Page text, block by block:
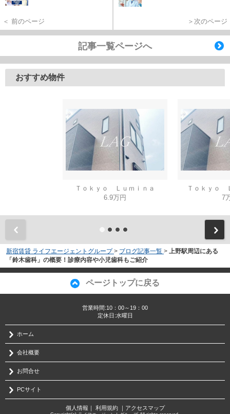
＜ 前のページ ＞次のページ
記事一覧ページへ
おすすめ物件
Ｔｏｋｙｏ Ｌｕｍｉｎａ
6.9万円
Ｔｏｋｙｏ
7
新宿賃貸 ライフエージェントグループ > ブログ記事一覧 > 上野駅周辺にある
「鈴木歯科」の概要！診療内容や小児歯科もご紹介
ページトップに戻る
営業時間:10：00～19：00
定休日:水曜日
ホーム
会社概要
お問合せ
PCサイト
個人情報 利用規約｜ アクセスマップ